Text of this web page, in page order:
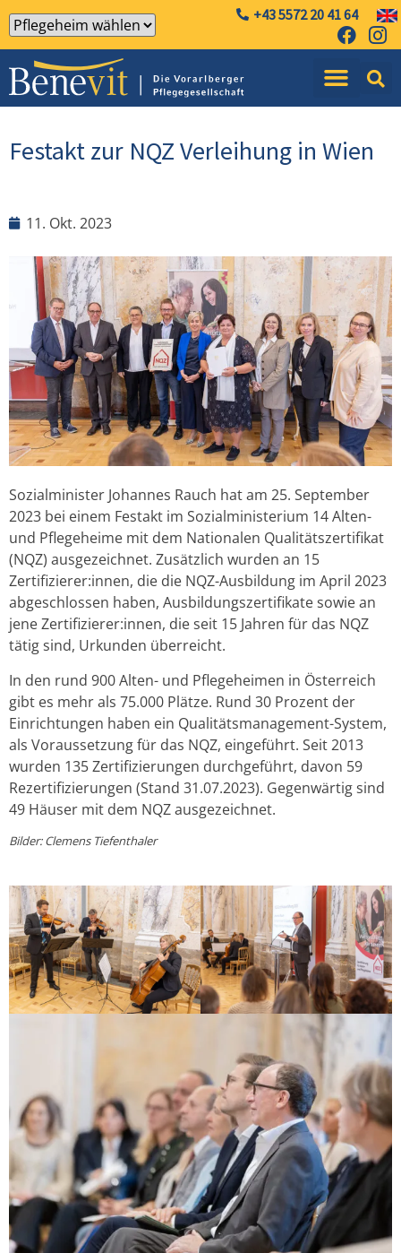
+43 5572 20 41 64
Festakt zur NQZ Verleihung in Wien
11. Okt. 2023
Sozialminister Johannes Rauch hat am 25. September
2023 bei einem Festakt im Sozialministerium 14 Alten-
und Pflegeheime mit dem Nationalen Qualitätszertifikat
(NQZ) ausgezeichnet. Zusätzlich wurden an 15
Zertifizierer:innen, die die NQZ-Ausbildung im April 2023
abgeschlossen haben, Ausbildungszertifikate sowie an
jene Zertifizierer:innen, die seit 15 Jahren für das NQZ
tätig sind, Urkunden überreicht.
In den rund 900 Alten- und Pflegeheimen in Österreich
gibt es mehr als 75.000 Plätze. Rund 30 Prozent der
Einrichtungen haben ein Qualitätsmanagement-System,
als Voraussetzung für das NQZ, eingeführt. Seit 2013
wurden 135 Zertifizierungen durchgeführt, davon 59
Rezertifizierungen (Stand 31.07.2023). Gegenwärtig sind
49 Häuser mit dem NQZ ausgezeichnet.
Bilder: Clemens Tiefenthaler